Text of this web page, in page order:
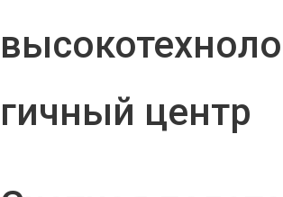
высокотехноло
гичный центр